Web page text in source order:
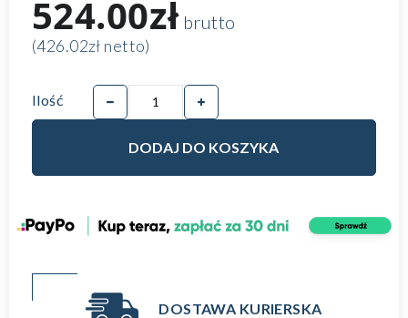
524.00złbrutto
(426.02zł netto)
Ilość
DODAJ DO KOSZYKA
DOSTAWA KURIERSKA